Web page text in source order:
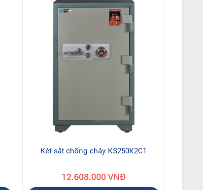
Két sắt chống cháy KS250K2C1
12.608.000 VNĐ